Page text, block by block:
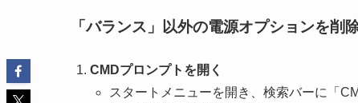
「バランス」以外の電源オプションを削
CMDプロンプトを開く
スタートメニューを開き、検索バーに「